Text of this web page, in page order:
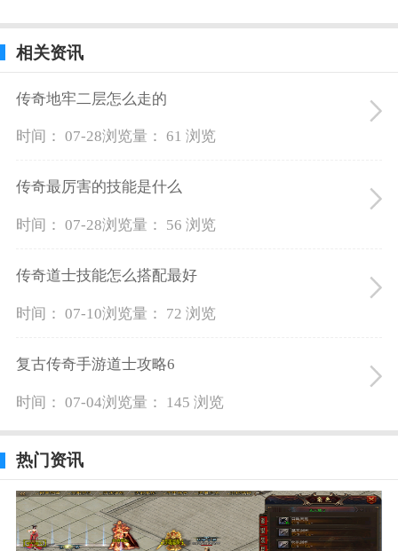
相关资讯
传奇地牢二层怎么走的
时间： 07-28浏览量： 61 浏览
传奇最厉害的技能是什么
时间： 07-28浏览量： 56 浏览
传奇道士技能怎么搭配最好
时间： 07-10浏览量： 72 浏览
复古传奇手游道士攻略6
时间： 07-04浏览量： 145 浏览
热门资讯